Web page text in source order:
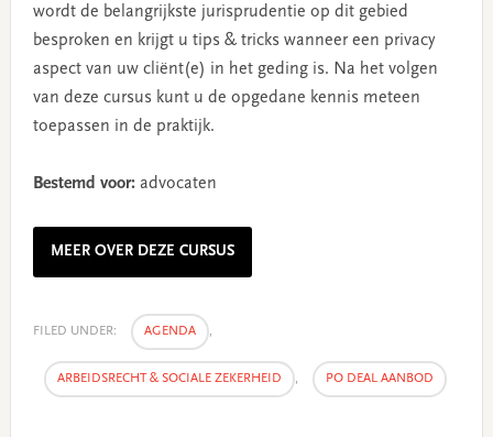
wordt de belangrijkste jurisprudentie op dit gebied
besproken en krijgt u tips & tricks wanneer een privacy
aspect van uw cliënt(e) in het geding is. Na het volgen
van deze cursus kunt u de opgedane kennis meteen
toepassen in de praktijk.
Bestemd voor:advocaten
MEER OVER DEZE CURSUS
FILED UNDER: AGENDA ,
ARBEIDSRECHT & SOCIALE ZEKERHEID , PO DEAL AANBOD